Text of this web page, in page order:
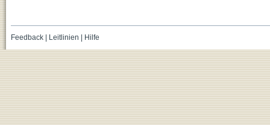
Feedback| Leitlinien | Hilfe